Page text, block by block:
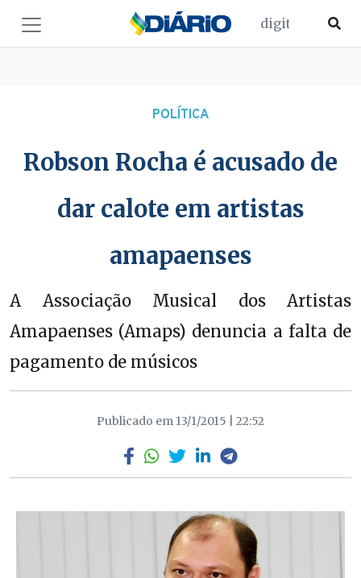
POLÍTICA
Robson Rocha é acusado de
dar calote em artistas
amapaenses
A Associação Musical dos Artistas
Amapaenses (Amaps) denuncia a falta de
pagamento de músicos
Publicado em 13/1/2015 | 22:52